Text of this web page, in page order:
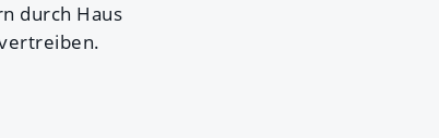
durch Haus